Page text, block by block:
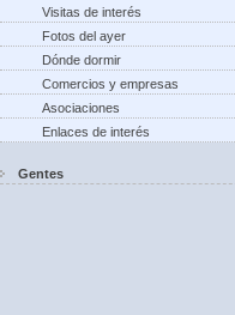
Visitas de interés
Fotos del ayer
Dónde dormir
Comercios y empresas
Asociaciones
Enlaces de interés
Gentes